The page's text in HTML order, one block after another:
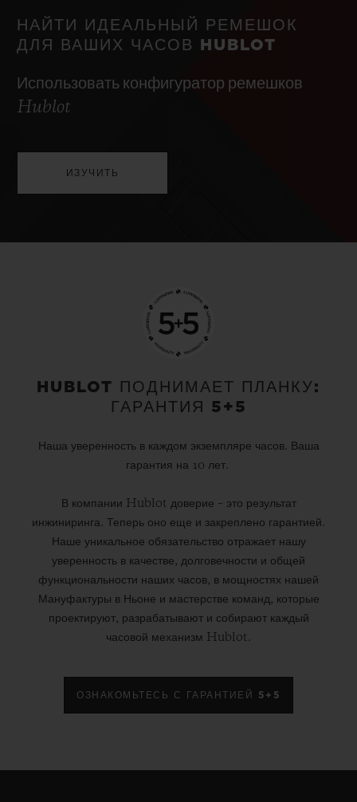
НАЙТИ ИДЕАЛЬНЫЙ РЕМЕШОК
ДЛЯ ВАШИХ ЧАСОВ HUBLOT
Использовать конфигуратор ремешков
Hublot
ИЗУЧИТЬ
HUBLOT ПОДНИМАЕТ ПЛАНКУ:
ГАРАНТИЯ 5+5
Наша уверенность в каждом экземпляре часов. Ваша
гарантия на 10 лет.
В компании Hublot доверие – это результат
инжиниринга. Теперь оно еще и закреплено гарантией.
Наше уникальное обязательство отражает нашу
уверенность в качестве, долговечности и общей
функциональности наших часов, в мощностях нашей
Мануфактуры в Ньоне и мастерстве команд, которые
проектируют, разрабатывают и собирают каждый
часовой механизм Hublot.
ОЗНАКОМЬТЕСЬ С ГАРАНТИЕЙ 5+5